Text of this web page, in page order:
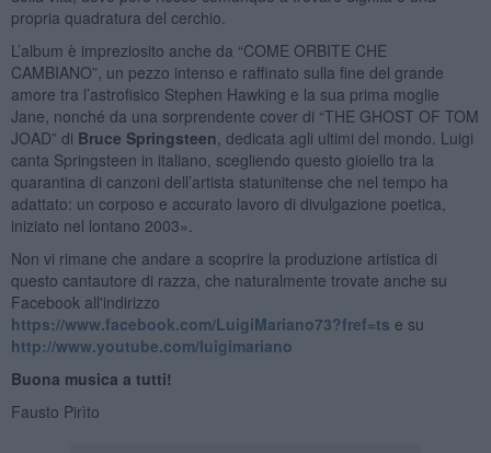
propria quadratura del cerchio.
L’album è impreziosito anche da “COME ORBITE CHE
CAMBIANO”, un pezzo intenso e raffinato sulla fine del grande
amore tra l’astrofisico Stephen Hawking e la sua prima moglie
Jane, nonché da una sorprendente cover di “THE GHOST OF TOM
JOAD” di Bruce Springsteen , dedicata agli ultimi del mondo. Luigi
canta Springsteen in italiano, scegliendo questo gioiello tra la
quarantina di canzoni dell’artista statunitense che nel tempo ha
adattato: un corposo e accurato lavoro di divulgazione poetica,
iniziato nel lontano 2003».
Non vi rimane che andare a scoprire la produzione artistica di
questo cantautore di razza, che naturalmente trovate anche su
Facebook all'indirizzo
https://www.facebook.com/LuigiMariano73?fref=ts e su
http://www.youtube.com/luigimariano
Buona musica a tutti!
Fausto Pirìto